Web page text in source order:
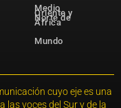
Medio
Oriente y
Norte de
África
Mundo
cuyo eje es una
las voces del Sur y de la